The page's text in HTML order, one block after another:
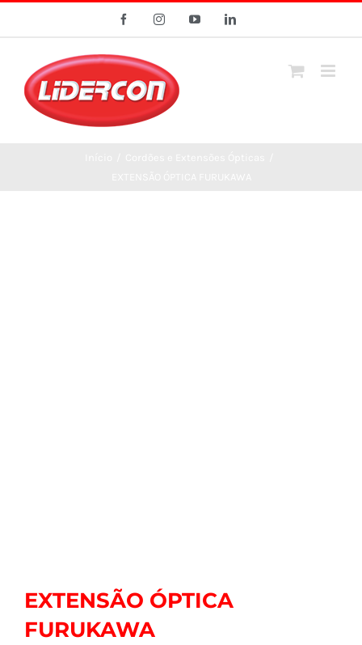
conteúdo
FacebookInstagramYouTubeLinkedIn
EXTENSÃO ÓPTICA
FURUKAWA